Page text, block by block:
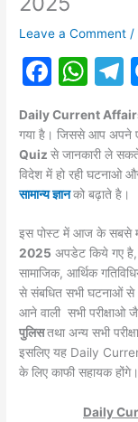
Leave a Comment /
F
c
e
b
o
k
W
at
s
A
p
Daily Current
गया है। जिससे आप अपने
Quizसे जानकारी ले
विदेश में हो रही घटनाओ
सामान्य ज्ञानको बढ़ाते है।
इस पोस्ट में आज के सबसे
2025 अपडेट किये गए है,
सामाजिक, आर्थिक
से संबधित सभी घटनाओं से
आने वाली सभी परीक्षाओ
पुलिसतथा अन्य सभी
इसलिए यह Daily
के लिए काफी सहायक होंगे।
Daily